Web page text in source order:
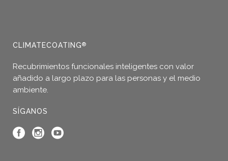
CLIMATECOATING®
Recubrimientos funcionales inteligentes con valor
añadido a largo plazo para las personas y el medio
ambiente.
SÍGANOS